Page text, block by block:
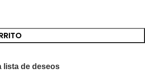
lista de deseos